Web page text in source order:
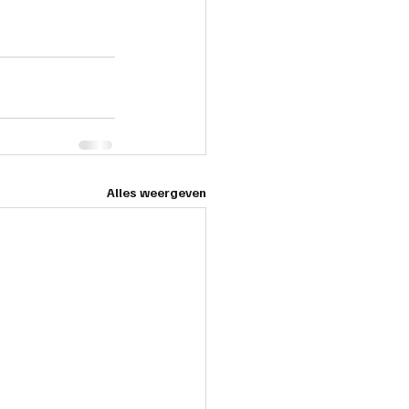
Alles weergeven